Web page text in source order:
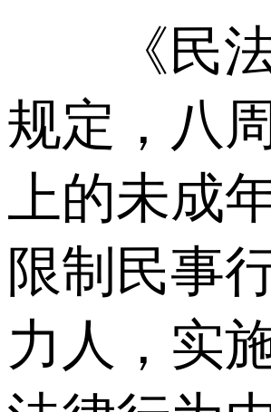
《民
规定，八
上的未成
限制民事
力人，实